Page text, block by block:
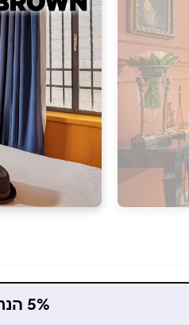
5% הנחה אוטומטית למשלמים בכרטיס המועדון